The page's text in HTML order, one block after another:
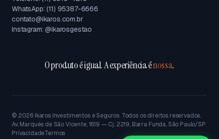
WhatsApp: (11) 95387-6666
contato@ikaros.com.br
Instagram: @ikarosgestao
O produto é igual. A experiência énossa.
© 2026 Ikaros Investimentos e Seguros. Todos os direitos reservados.
Av. Marquês de São Vicente, 1619 — Cj. 2219, Barra Funda, São Paulo/SP.
PrivacidadeTermos